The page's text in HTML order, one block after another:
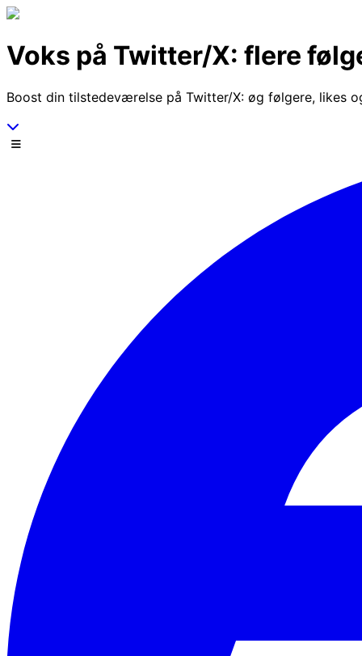
Spring til indhold
Voks på Twitter/X: flere
Boost din tilstedeværelse på Twitter/X: øg følgere, likes
Scroll ned